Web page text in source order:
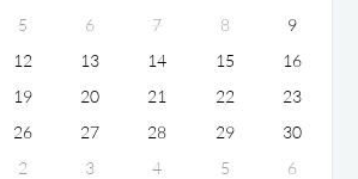
5 6 7 8
9
12 13 14 15
16
19 20 21 22
23
26 27 28 29
30
2 3 4 5 6